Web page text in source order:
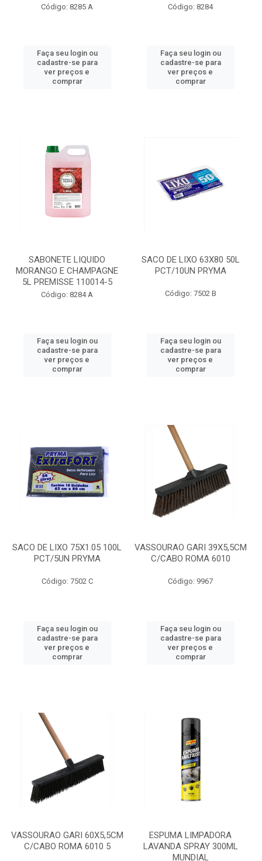
Código: 8285 A
Faça seu login ou
cadastre-se para
ver preços e
comprar
Código: 8284
Faça seu login ou
cadastre-se para
ver preços e
comprar
SABONETE LIQUIDO
MORANGO E CHAMPAGNE
5L PREMISSE 110014-5
Código: 8284 A
Faça seu login ou
cadastre-se para
ver preços e
comprar
SACO DE LIXO 63X80 50L
PCT/10UN PRYMA
Código: 7502 B
Faça seu login ou
cadastre-se para
ver preços e
comprar
SACO DE LIXO 75X1.05 100L
PCT/5UN PRYMA
Código: 7502 C
Faça seu login ou
cadastre-se para
ver preços e
comprar
VASSOURAO GARI 39X5,5CM
C/CABO ROMA 6010
Código: 9967
Faça seu login ou
cadastre-se para
ver preços e
comprar
VASSOURAO GARI 60X5,5CM
C/CABO ROMA 6010 5
ESPUMA LIMPADORA
LAVANDA SPRAY 300ML
MUNDIAL